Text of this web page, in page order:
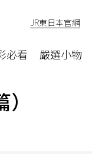
必看 嚴選小物
JR東日本官網